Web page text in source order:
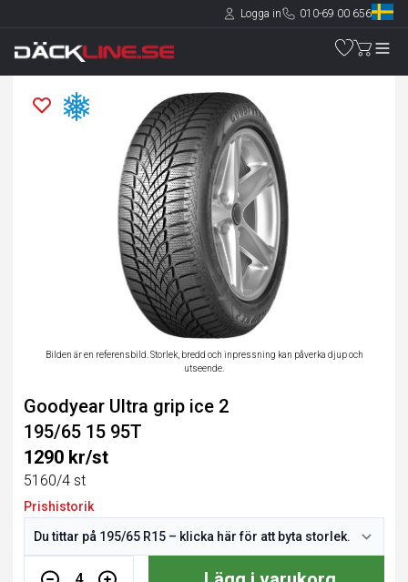
Logga in 010-69 00 656
Bilden är en referensbild. Storlek, bredd och inpressning kan påverka djup och
utseende.
Goodyear Ultra grip ice 2
195/65 15 95T
1290 kr/st
5160/4 st
Prishistorik